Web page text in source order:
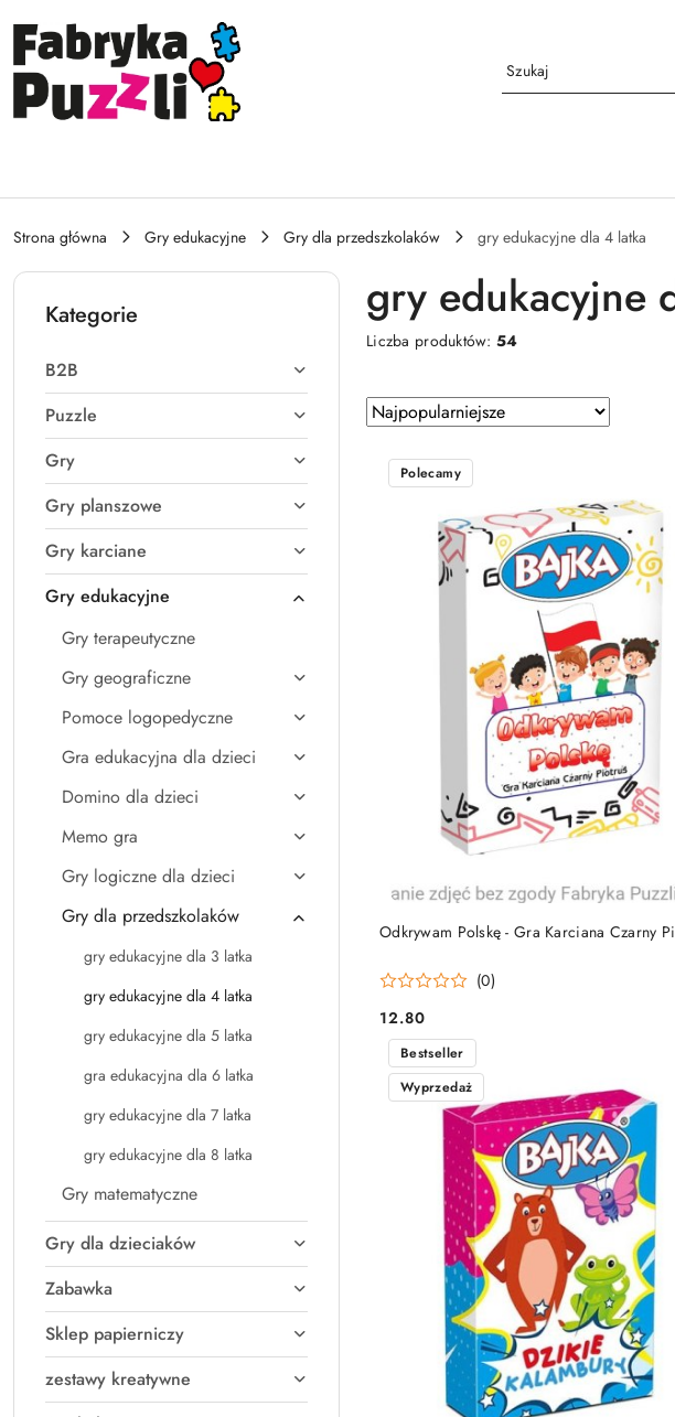
Przejdź do treści głównej
Przejdź do wyszukiwarki
Przejdź do moje konto
Przejdź do menu głównego
Przejdź do stopki
Strona główna Gry edukacyjne Gry dla przedszkolaków gry edukacyjne dla 4 latka
Kategorie
B2B
Puzzle
Gry
Gry planszowe
Gry karciane
Gry edukacyjne
Gry terapeutyczne
Gry geograficzne
Pomoce logopedyczne
Gra edukacyjna dla dzieci
Domino dla dzieci
Memo gra
Gry logiczne dla dzieci
Gry dla przedszkolaków
gry edukacyjne dla 3 latka
gry edukacyjne dla 4 latka
gry edukacyjne dla 5 latka
gra edukacyjna dla 6 latka
gry edukacyjne dla 7 latka
gry edukacyjne dla 8 latka
Gry matematyczne
Gry dla dzieciaków
Zabawka
Sklep papierniczy
zestawy kreatywne
gry edukacyjne
Liczba produktów:54
Zastosowano
sortowanie:
Najpopularniejsze.
Sortuj
według
Odkrywam Polskę - Gra Karciana Czarny
(0)
Cena:
12.80
Polecamy
DO KOSZYKA
Bestseller
Wyprzedaż